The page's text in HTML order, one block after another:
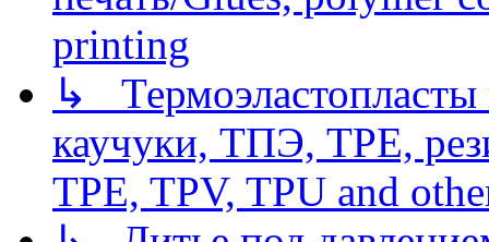
printing
↳
каучуки, ТПЭ, TPE,
TPE, TPV, TPU and